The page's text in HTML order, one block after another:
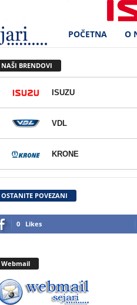
e
r
d
.
o
POČETNA O
NAŠI BRENDOVI
ISUZU
VDL
KRONE
OSTANITE POVEZANI
0 Likes
Webmail